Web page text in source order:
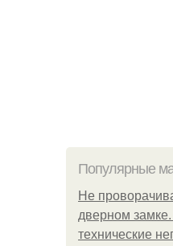
Популярные
Не
дверном
технические